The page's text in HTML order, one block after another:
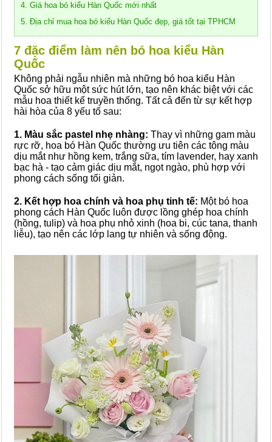
4. Giá hoa bó kiểu Hàn Quốc mới nhất
5. Địa chỉ mua hoa bó kiểu Hàn Quốc đẹp, giá tốt tại TPHCM
7 đặc điểm làm nên bó hoa kiểu Hàn
Quốc
Không phải ngẫu nhiên mà những bó hoa kiểu Hàn
Quốc sở hữu một sức hút lớn, tạo nên khác biệt với các
mẫu hoa thiết kế truyền thống. Tất cả đến từ sự kết hợp
hài hòa của 8 yếu tố sau:
1. Màu sắc pastel nhẹ nhàng: Thay vì những gam màu
rực rỡ, hoa bó Hàn Quốc thường ưu tiên các tông màu
dịu mắt như hồng kem, trắng sữa, tím lavender, hay xanh
bạc hà - tạo cảm giác dịu mắt, ngọt ngào, phù hợp với
phong cách sống tối giản.
2. Kết hợp hoa chính và hoa phụ tinh tế: Một bó hoa
phong cách Hàn Quốc luôn được lồng ghép hoa chính
(hồng, tulip) và hoa phụ nhỏ xinh (hoa bi, cúc tana, thanh
liễu), tạo nên các lớp lang tự nhiên và sống động.